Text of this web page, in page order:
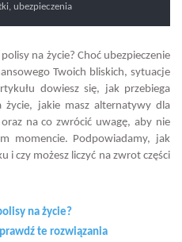
, ubezpieczenia
na życie? Choć ubezpieczenie
Twoich bliskich, sytuacje
dowiesz się, jak przebiega
życie, jakie masz alternatywy dla
na co zwrócić uwagę, aby nie
momencie. Podpowiadamy, jak
i czy możesz liczyć na zwrot części
na życie?
te rozwiązania